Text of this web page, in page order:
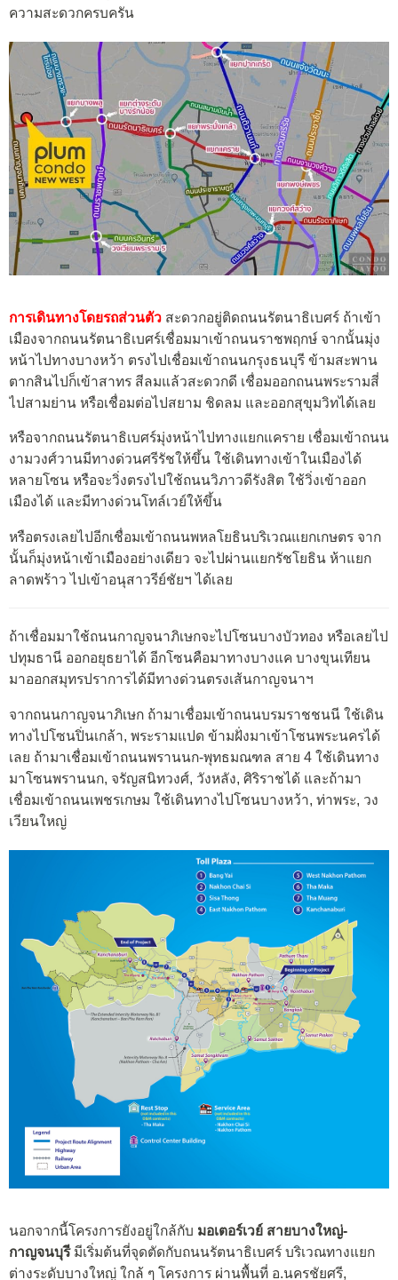
ความสะดวกครบครัน
การเดินทางโดยรถส่วนตัว สะดวกอยู่ติดถนนรัตนาธิเบศร์ ถ้าเข้า
เมืองจากถนนรัตนาธิเบศร์เชื่อมมาเข้าถนนราชพฤกษ์ จากนั้นมุ่ง
หน้าไปทางบางหว้า ตรงไปเชื่อมเข้าถนนกรุงธนบุรี ข้ามสะพาน
ตากสินไปก็เข้าสาทร สีลมแล้วสะดวกดี เชื่อมออกถนนพระรามสี่
ไปสามย่าน หรือเชื่อมต่อไปสยาม ชิดลม และออกสุขุมวิทได้เลย
หรือจากถนนรัตนาธิเบศร์มุ่งหน้าไปทางแยกแคราย เชื่อมเข้าถนน
งามวงศ์วานมีทางด่วนศรีรัชให้ขึ้น ใช้เดินทางเข้าในเมืองได้
หลายโซน หรือจะวิ่งตรงไปใช้ถนนวิภาวดีรังสิต ใช้วิ่งเข้าออก
เมืองได้ และมีทางด่วนโทล์เวย์ให้ขึ้น
หรือตรงเลยไปอีกเชื่อมเข้าถนนพหลโยธินบริเวณแยกเกษตร จาก
นั้นก็มุ่งหน้าเข้าเมืองอย่างเดียว จะไปผ่านแยกรัชโยธิน ห้าแยก
ลาดพร้าว ไปเข้าอนุสาวรีย์ชัยฯ ได้เลย
ถ้าเชื่อมมาใช้ถนนกาญจนาภิเษกจะไปโซนบางบัวทอง หรือเลยไป
ปทุมธานี ออกอยุธยาได้ อีกโซนคือมาทางบางแค บางขุนเทียน
มาออกสมุทรปราการได้มีทางด่วนตรงเส้นกาญจนาฯ
จากถนนกาญจนาภิเษก ถ้ามาเชื่อมเข้าถนนบรมราชชนนี ใช้เดิน
ทางไปโซนปิ่นเกล้า, พระรามแปด ข้ามฝั่งมาเข้าโซนพระนครได้
เลย ถ้ามาเชื่อมเข้าถนนพรานนก-พุทธมณฑล สาย 4 ใช้เดินทาง
มาโซนพรานนก, จรัญสนิทวงศ์, วังหลัง, ศิริราชได้ และถ้ามา
เชื่อมเข้าถนนเพชรเกษม ใช้เดินทางไปโซนบางหว้า, ท่าพระ, วง
เวียนใหญ่
นอกจากนี้โครงการยังอยู่ใกล้กับ มอเตอร์เวย์ สายบางใหญ่-
กาญจนบุรีมีเริ่มต้นที่จุดตัดกับถนนรัตนาธิเบศร์ บริเวณทางแยก
ต่างระดับบางใหญ่ ใกล้ ๆ โครงการ ผ่านพื้นที่ อ.นครชัยศรี,